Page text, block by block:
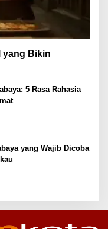
yang Bikin
5 Rasa Rahasia
yang Wajib Dicoba